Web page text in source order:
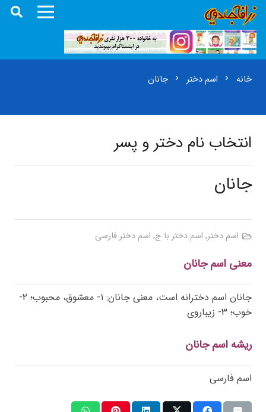
خانه chevron_right اسم دختر chevron_right جانان
انتخاب نام دختر و پسر
جانان
اسم دختر, اسم دختر با ج, اسم دختر فارسی
معنی اسم جانان
جانان اسم دخترانه است، معنی جانان: ۱- معشوق، محبوب؛ ۲-
خوب؛ ۳- زیباروی
ریشه اسم جانان
اسم فارسی